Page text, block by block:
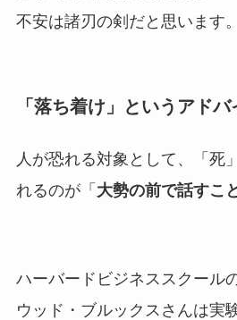
不安は諸刃の剣だと思います。
「落ち着け」というアド
人が恐れる対象として、「死
れるのが「 大勢の前で話すこ
ハーバードビジネススクール
ウッド・ブルックスさんは実